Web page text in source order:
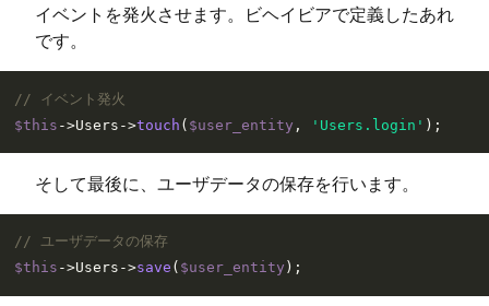
イベントを発火させます。ビヘイビアで定義したあれ
です。
// イベント発火
$this ->Users->touch ( $user_entity , 'Users.login'
そして最後に、ユーザデータの保存を行います。
// ユーザデータの保存
$this ->Users->save ( $user_entity